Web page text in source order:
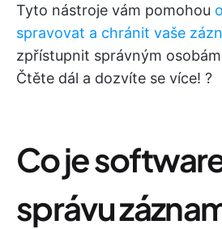
Tyto nástroje vám pomohou
spravovat a chránit vaše
zpřístupnit správným
Čtěte dál a dozvíte se více! ?
Co je
správu